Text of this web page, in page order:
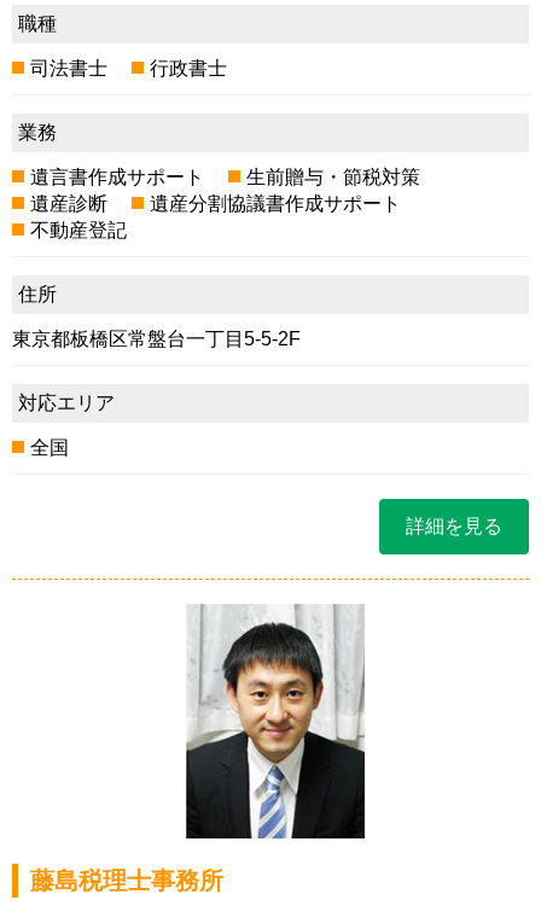
職種
司法書士 行政書士
業務
遺言書作成サポート
生前贈与・節税対策
遺産診断
遺産分割協議書作成サポート
不動産登記
住所
東京都板橋区常盤台一丁目5-5-2F
対応エリア
全国
詳細を見る
藤島税理士事務所